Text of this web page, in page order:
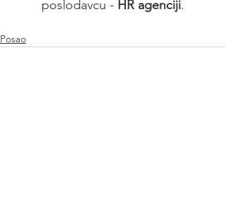
poslodavcu - HR agenciji.
Posao